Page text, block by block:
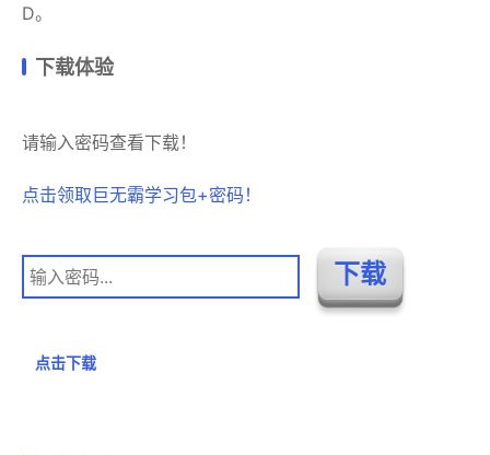
D。
下载体验
请输入密码查看下载！
点击领取巨无霸学习包+密码！
点击下载